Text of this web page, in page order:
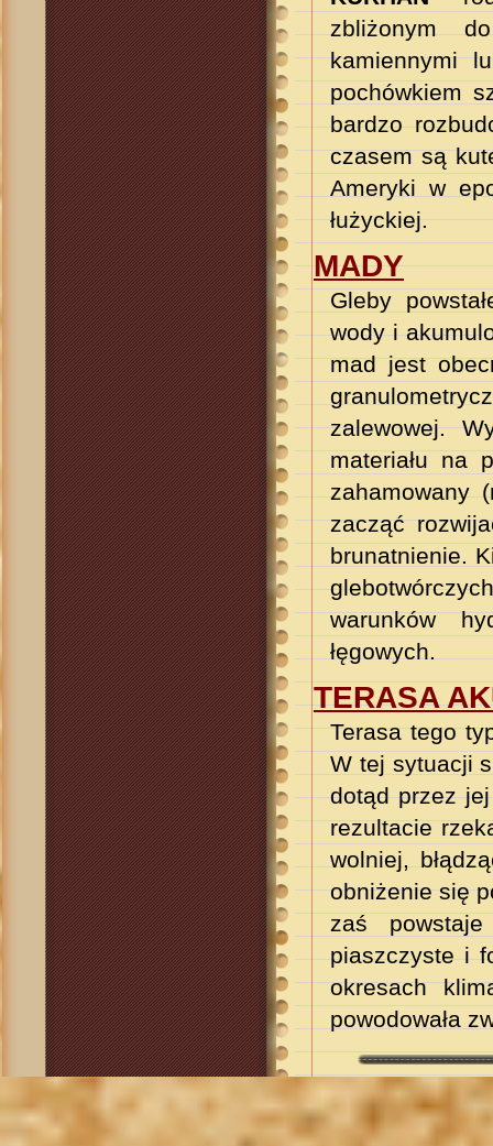
zbliżonym
kamiennymi
pochówkiem
bardzo
czasem są
Ameryki w
łużyckiej.
MADY
Gleby
wody i
mad jest
zalewowej.
materiału na
zahamowany
zacząć
brunatnienie.
warunków
łęgowych.
TERASA
Terasa tego
W tej sytuacji
dotąd przez
rezultacie
wolniej,
obniżenie się
zaś
piaszczyste i
okresach
powodowała